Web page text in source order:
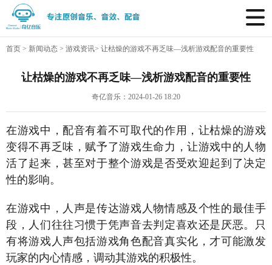
首页 > 新闻动态 > 游戏资讯> 让枯燥的游戏不再乏味—浅析游戏配音的重要性
让枯燥的游戏不再乏味—浅析游戏配音的重要性
奇亿音乐：2024-01-26 18:20
在游戏中，配音有着不可取代的作用，让枯燥的游戏
变得不再乏味，赋予了游戏生命力，让游戏中的人物
活了起来，甚至对于整个游戏是否受欢迎起到了决定
性的影响。
在游戏中，人声是传达游戏人物情感及个性的最佳手
段，人们往往习惯于凭声音去判定喜欢还是厌恶。只
有将游戏人声包括游戏角色配音真实化，才可能激发
玩家的内心情感，调动其游戏的积极性。